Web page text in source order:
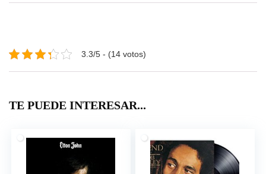
3.3/5 - (14 votos)
TE PUEDE INTERESAR...